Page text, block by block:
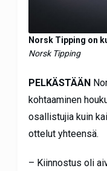
Norsk Tipping on
Norsk Tipping
PELKÄSTÄÄN
kohtaaminen
osallistujia kuin
ottelut yhteensä.
– Kiinnostus oli